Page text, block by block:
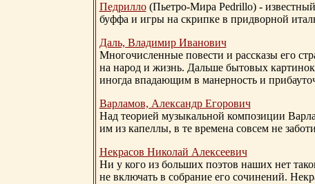
Педрилло(Пьетро-Мира Pedrillo) -
буффа и игры на скрипке в придворной
Даль, Владимир Иванович
Многочисленные повести и рассказы его
на народ и жизнь. Дальше бытовых
иногда впадающим в манерность и
Варламов, Александр Егорович
Над теорией музыкальной композиции
им из капеллы, в те времена совсем не
Некрасов Николай Алексеевич
Ни у кого из больших поэтов наших нет
не включать в собрание его сочинений.